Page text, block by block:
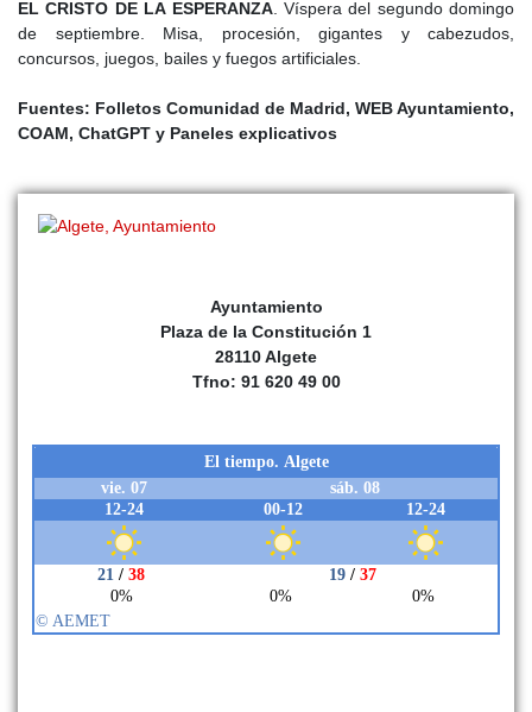
EL CRISTO DE LA ESPERANZA. Víspera del segundo domingo
de septiembre. Misa, procesión, gigantes y cabezudos,
concursos, juegos, bailes y fuegos artificiales.
Fuentes: Folletos Comunidad de Madrid, WEB Ayuntamiento,
COAM, ChatGPT y Paneles explicativos
Ayuntamiento
Plaza de la Constitución 1
28110 Algete
Tfno: 91 620 49 00